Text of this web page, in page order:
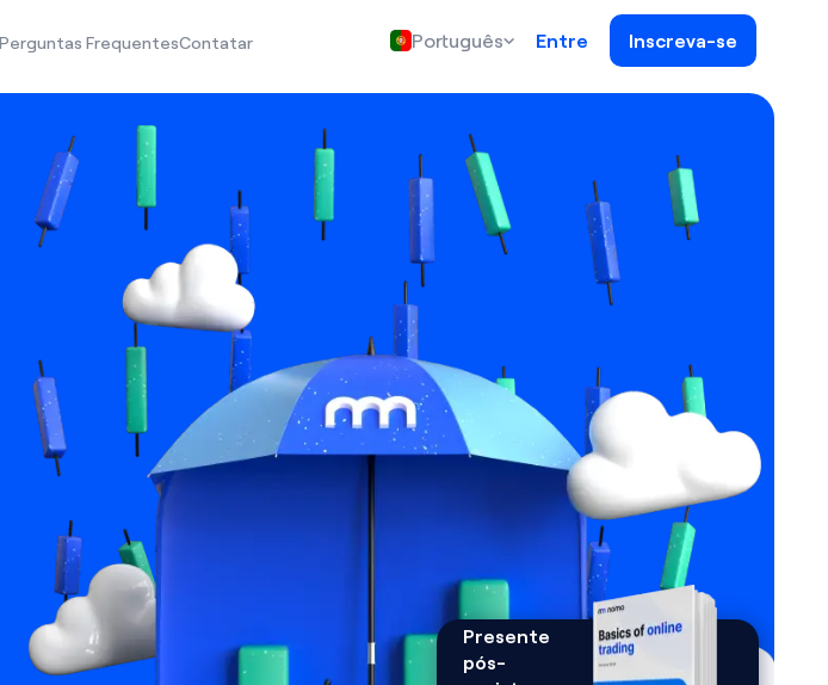
Perguntas FrequentesContatar Português Entre Inscreva-se
Presente
pós-